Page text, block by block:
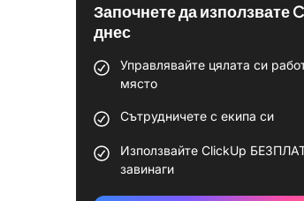
Започнете да използвате
днес
Управлявайте цялата си
място
Сътрудничете с екипа си
Използвайте ClickUp
завинаги